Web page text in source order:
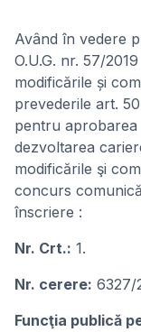
Având în vedere
O.U.G. nr. 57/
modificările și
prevederile art.
pentru
dezvoltarea
modificările şi
concurs
înscriere :
Nr. Crt.: 1.
Nr. cerere: 6327/
Funcţia publicǎ